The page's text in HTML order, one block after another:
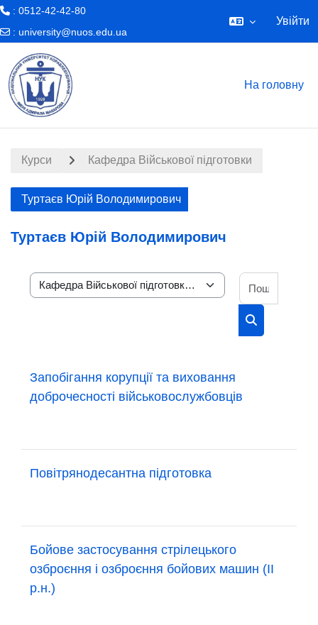
: 0512-42-42-80
: university@nuos.edu.ua
Увійти
На головну
Курси Кафедра Військової підготовки
Туртаєв Юрій Володимирович
Туртаєв Юрій Володимирович
Категорії курсів
Запобігання корупції та виховання
доброчесності військовослужбовців
Повітрянодесантна підготовка
Бойове застосування стрілецького
озброєння і озброєння бойових машин (ІІ
р.н.)